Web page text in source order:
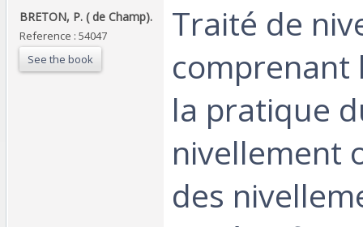
‎BRETON, P. ( de Champ).‎
Reference : 54047
See the book
‎Traité de
comprenant
la pratique
nivellement
des